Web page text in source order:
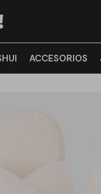
ACCESORIOS